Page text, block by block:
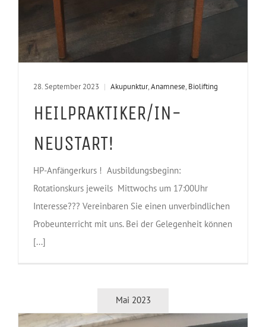
28. September 2023 | Akupunktur,Anamnese, Biolifting
HEILPRAKTIKER/IN-
NEUSTART!
HP-Anfängerkurs ! Ausbildungsbeginn:
Rotationskurs jeweils Mittwochs um 17:00Uhr
Interesse??? Vereinbaren Sie einen unverbindlichen
Probeunterricht mit uns. Bei der Gelegenheit können
[...]
Mai 2023